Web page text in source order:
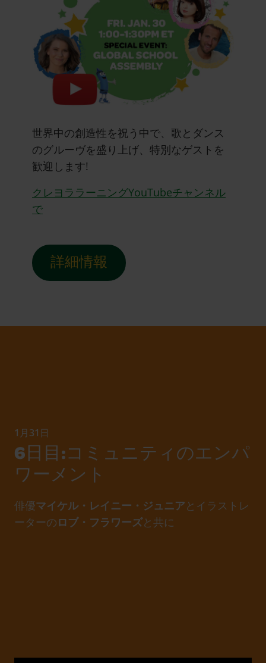
世界中の創造性を祝う中で、歌とダンス
のグルーヴを盛り上げ、特別なゲストを
歓迎します!
クレヨララーニングYouTubeチャンネル
で
詳細情報
1月31日
6日目:コミュニティのエンパ
ワーメント
俳優マイケル・レイニー・ジュニアとイラストレ
ーターのロブ・フラワーズと共に